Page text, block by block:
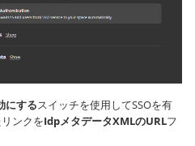
にするスイッチを使用してSSOを有
ンクをIdpメタデータXMLのURLフ